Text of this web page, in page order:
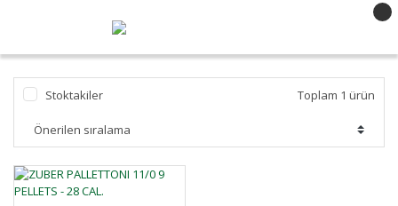
Stoktakiler Toplam 1 ürün